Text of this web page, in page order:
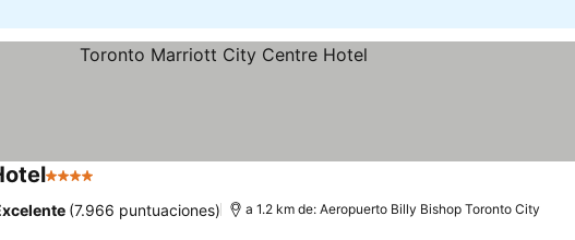
4 Estrellas
(7.966 puntuaciones) a 1.2 km de: Aeropuerto Billy Bishop Toronto City